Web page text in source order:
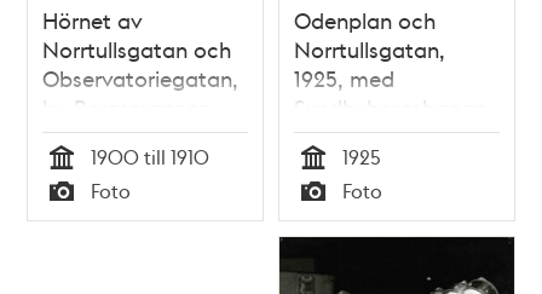
Hörnet av
Norrtullsgatan och
Observatoriegatan,
kv. Bergsmannen
Större. På fasaden
görs reklam för M.
Widforss
Krutmagasin och
Tid
1900 till 1910
Typ
Foto
Odenplan och
Norrtullsgatan,
1925, med
Sundbybergsbanan
Tid
1925
Typ
Foto